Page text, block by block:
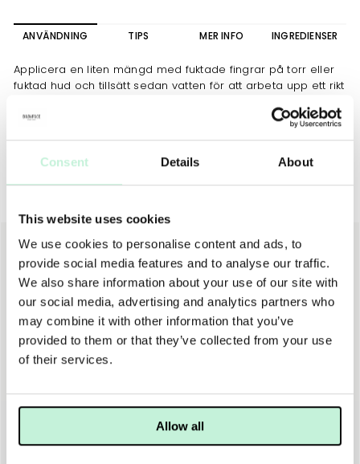
Consent Details About
This website uses cookies
We use cookies to personalise content and ads, to
provide social media features and to analyse our traffic.
We also share information about your use of our site with
our social media, advertising and analytics partners who
may combine it with other information that you’ve
provided to them or that they’ve collected from your use
of their services.
Allow all
ANVÄNDNING TIPS MER INFO INGREDIENSER
Applicera en liten mängd med fuktade fingrar på torr eller
fuktad hud och tillsätt sedan vatten för att arbeta upp ett rikt
SKINCEUTICALS A.G.E. ADVANCED EYE
1 300 KR
ESSE HYDRATING MIST
149 KR